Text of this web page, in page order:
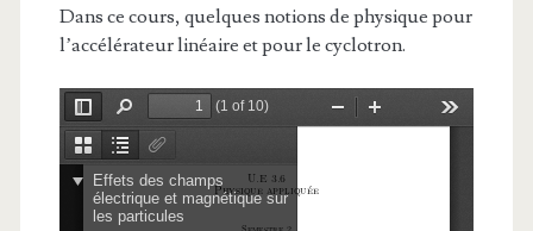
Dans ce cours, quelques notions de physique pour
l’accélérateur linéaire et pour le cyclotron.